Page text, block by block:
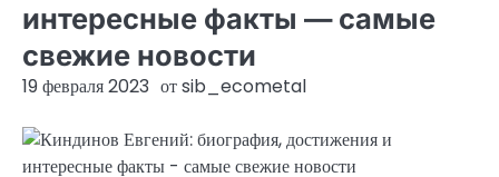
интересные факты — самые
свежие новости
19 февраля 2023 отsib_ecometal